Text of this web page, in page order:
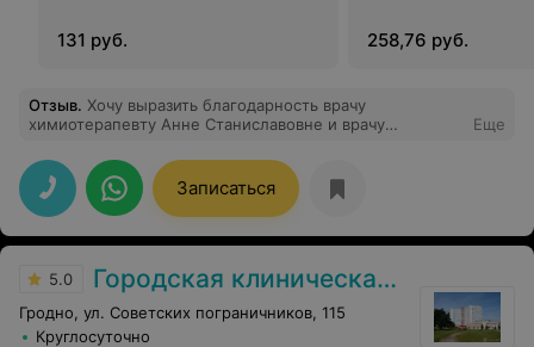
131 руб. 258,76 руб.
Отзыв. Хочу выразить благодарность врачу
химиотерапевту Анне Станиславовне и врачу
профессионализм, доброжелательность и
внимательное отношение к пациентам. Крепкого вам
здоровья,сил и терпения в вашем нелегком труде
Еще
Записаться
5.0 Городская клиническая больница скорой медицинской помощи г. Гродно
Гродно, ул. Советских пограничников, 115
Круглосуточно